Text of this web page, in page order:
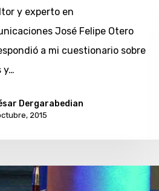
y experto en
José Felipe Otero
a mi cuestionario sobre
y…
Dergarabedian
2015